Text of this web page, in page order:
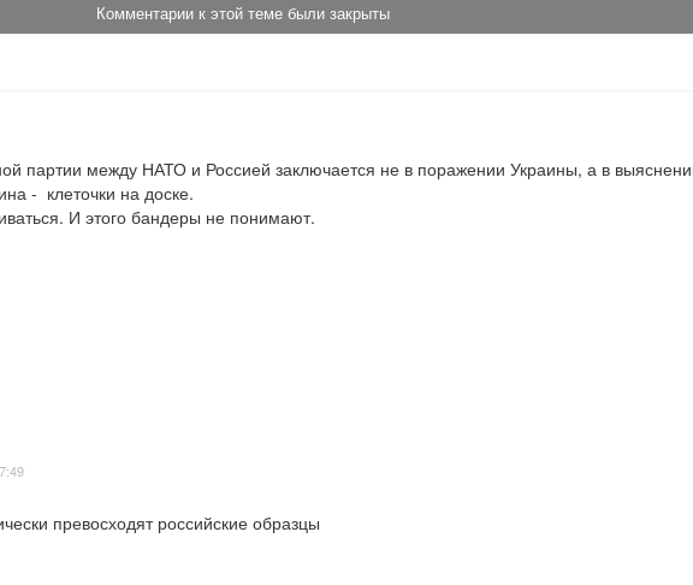
Комментарии к этой теме были закрыты
партии между НАТО и Россией заключается не в поражении Украины, а в
-  клеточки на доске.
И этого бандеры не понимают.
превосходят российские образцы